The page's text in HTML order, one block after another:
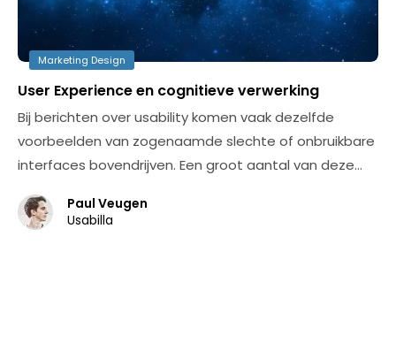
Marketing Design
User Experience en cognitieve verwerking
Bij berichten over usability komen vaak dezelfde
voorbeelden van zogenaamde slechte of onbruikbare
interfaces bovendrijven. Een groot aantal van deze…
Paul Veugen
Usabilla